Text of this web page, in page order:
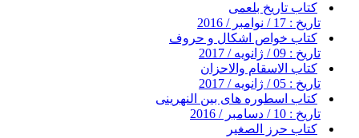
کتاب تاریخ بلعمی
تاریخ : 17 / نوامبر / 2016
کتاب خواص اشکال و حروف
تاریخ : 09 / ژانویه / 2017
کتاب الاسقام والاحزان
تاریخ : 05 / ژانویه / 2017
کتاب اسطوره های بین النهرینی
تاریخ : 10 / دسامبر / 2016
کتاب حرز الصغیر